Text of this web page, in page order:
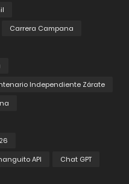
Carrera Campana
Independiente Zárate
API
Chat GPT